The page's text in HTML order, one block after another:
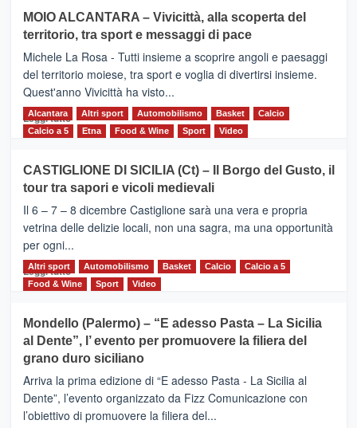
Torna
la
Supermaratona
dell’Etna
MOIO ALCANTARA – Vivicittà, alla scoperta del
territorio, tra sport e messaggi di pace
Michele La Rosa - Tutti insieme a scoprire angoli e paesaggi
del territorio moiese, tra sport e voglia di divertirsi insieme.
Quest'anno Vivicittà ha visto...
Leggi tutto Leggi
MOIO
ALCANTARA
–
Vivicittà,
alla
scoperta
del
territorio,
e
messaggi
di
Alcantara Altri sport Automobilismo Basket
Calcio
Calcio a 5
Etna Food & Wine Sport Video
CASTIGLIONE DI SICILIA (Ct) – Il Borgo del Gusto, il
tour tra sapori e vicoli medievali
Il 6 – 7 – 8 dicembre Castiglione sarà una vera e propria
vetrina delle delizie locali, non una sagra, ma una opportunità
per ogni...
Leggi tuttoLeggi
di
CASTIGLIONE
DI
SICILIA
(Ct)
–
Il
Borgo
Altri sport Automobilismo Basket Calcio
Calcio a 5
Food & Wine
Sport Video
Mondello (Palermo) – “E adesso Pasta – La Sicilia
al Dente”, l’ evento per promuovere la filiera del
grano duro siciliano
Arriva la prima edizione di “E adesso Pasta - La Sicilia al
Dente”, l’evento organizzato da Fizz Comunicazione con
l’obiettivo di promuovere la filiera del...